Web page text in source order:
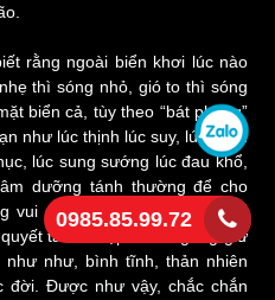
0985.85.99.72
ngoài biển khơi lúc nào
thì sóng nhỏ, gió to thì sóng
biển cả, tùy theo “bát phong”
như lúc thịnh lúc suy, lúc khen
lúc sung sướng lúc đau khổ,
dưỡng tánh thường để cho
vui mừng tột độ, hay đau khổ
tâm tu tập thì cố gắng giữ
như, bình tĩnh, thản nhiên
đời. Được như vậy, chắc chắn